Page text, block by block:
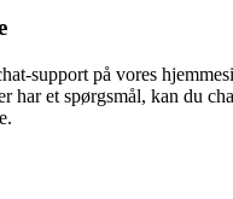
support på vores
har et spørgsmål, kan du